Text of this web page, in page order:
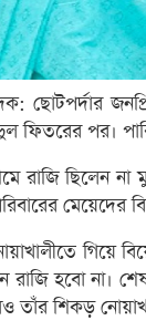
ছোটপর্দার
ফিতরের পর।
রাজি ছিলেন না
মেয়েদের
গিয়ে
রাজি হবো না।
তাঁর শিকড়